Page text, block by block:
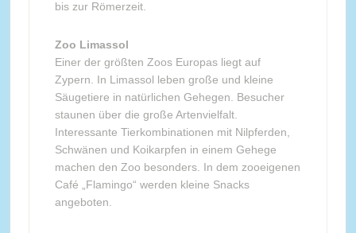
bis zur Römerzeit.
Zoo Limassol
Einer der größten Zoos Europas liegt auf
Zypern. In Limassol leben große und kleine
Säugetiere in natürlichen Gehegen. Besucher
staunen über die große Artenvielfalt.
Interessante Tierkombinationen mit Nilpferden,
Schwänen und Koikarpfen in einem Gehege
machen den Zoo besonders. In dem zooeigenen
Café „Flamingo“ werden kleine Snacks
angeboten.